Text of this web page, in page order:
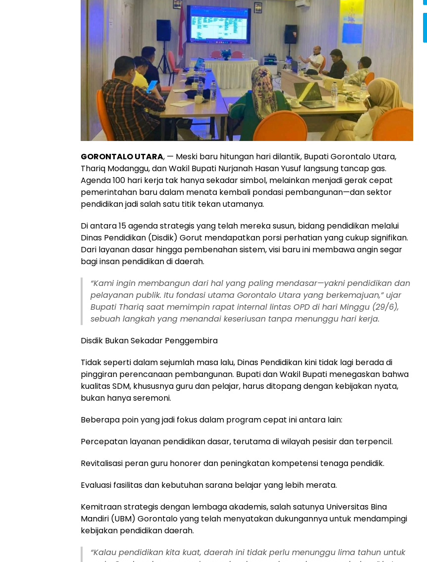
GORONTALO UTARA, — Meski baru hitungan hari dilantik, Bupati Gorontalo Utara,
Thariq Modanggu, dan Wakil Bupati Nurjanah Hasan Yusuf langsung tancap gas.
Agenda 100 hari kerja tak hanya sekadar simbol, melainkan menjadi gerak cepat
pemerintahan baru dalam menata kembali pondasi pembangunan—dan sektor
pendidikan jadi salah satu titik tekan utamanya.
Di antara 15 agenda strategis yang telah mereka susun, bidang pendidikan melalui
Dinas Pendidikan (Disdik) Gorut mendapatkan porsi perhatian yang cukup signifikan.
Dari layanan dasar hingga pembenahan sistem, visi baru ini membawa angin segar
bagi insan pendidikan di daerah.
“Kami ingin membangun dari hal yang paling mendasar—yakni pendidikan dan
pelayanan publik. Itu fondasi utama Gorontalo Utara yang berkemajuan,” ujar
Bupati Thariq saat memimpin rapat internal lintas OPD di hari Minggu (29/6),
sebuah langkah yang menandai keseriusan tanpa menunggu hari kerja.
Disdik Bukan Sekadar Penggembira
Tidak seperti dalam sejumlah masa lalu, Dinas Pendidikan kini tidak lagi berada di
pinggiran perencanaan pembangunan. Bupati dan Wakil Bupati menegaskan bahwa
kualitas SDM, khususnya guru dan pelajar, harus ditopang dengan kebijakan nyata,
bukan hanya seremoni.
Beberapa poin yang jadi fokus dalam program cepat ini antara lain:
Percepatan layanan pendidikan dasar, terutama di wilayah pesisir dan terpencil.
Revitalisasi peran guru honorer dan peningkatan kompetensi tenaga pendidik.
Evaluasi fasilitas dan kebutuhan sarana belajar yang lebih merata.
Kemitraan strategis dengan lembaga akademis, salah satunya Universitas Bina
Mandiri (UBM) Gorontalo yang telah menyatakan dukungannya untuk mendampingi
kebijakan pendidikan daerah.
“Kalau pendidikan kita kuat, daerah ini tidak perlu menunggu lima tahun untuk